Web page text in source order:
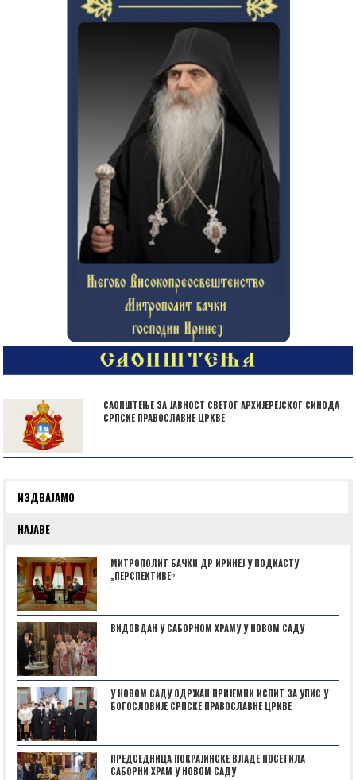
САОПШТЕЊЕ ЗА ЈАВНОСТ СВЕТОГ АРХИЈЕРЕЈСКОГ СИНОДА
СРПСКЕ ПРАВОСЛАВНЕ ЦРКВЕ
ИЗДВАЈАМО
НАЈАВЕ
МИТРОПОЛИТ БАЧКИ ДР ИРИНЕЈ У ПОДКАСТУ
„ПЕРСПЕКТИВЕˮ
ВИДОВДАН У САБОРНОМ ХРАМУ У НОВОМ САДУ
У НОВОМ САДУ ОДРЖАН ПРИЈЕМНИ ИСПИТ ЗА УПИС У
БОГОСЛОВИЈЕ СРПСКЕ ПРАВОСЛАВНЕ ЦРКВЕ
ПРЕДСЕДНИЦА ПОКРАЈИНСКЕ ВЛАДЕ ПОСЕТИЛА
САБОРНИ ХРАМ У НОВОМ САДУ